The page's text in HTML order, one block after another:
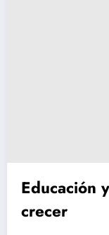
Educación
crecer